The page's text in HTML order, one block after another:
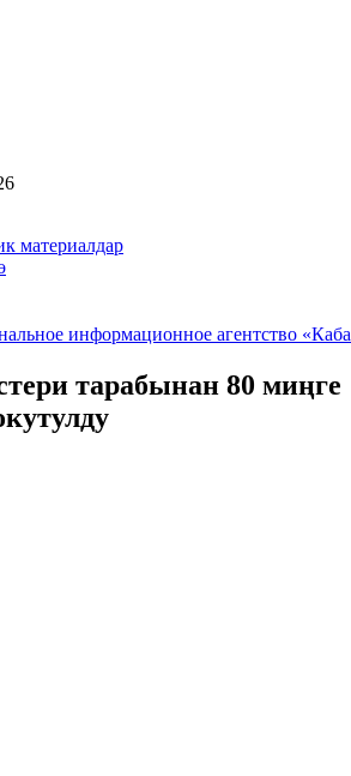
материалдар
тарабынан 80 миңге